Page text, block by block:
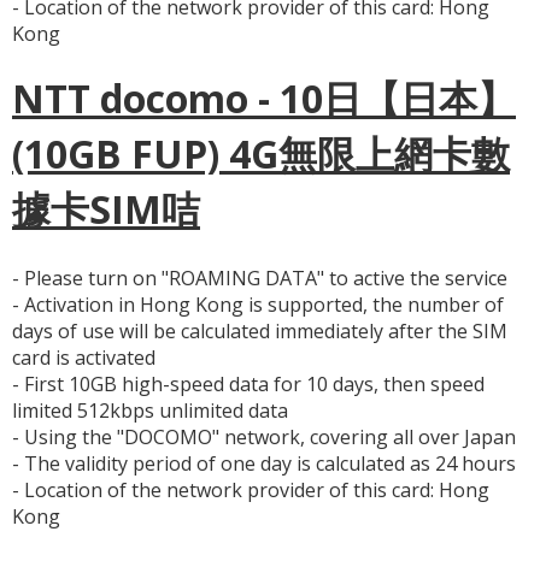
- Location of the network provider of this card: Hong
Kong
NTT docomo - 10日【日本】
(10GB FUP) 4G無限上網卡數
據卡SIM咭
- Please turn on "ROAMING DATA" to active the service
- Activation in Hong Kong is supported, the number of
days of use will be calculated immediately after the SIM
card is activated
- First 10GB high-speed data for 10 days, then speed
limited 512kbps unlimited data
- Using the "DOCOMO" network, covering all over Japan
- The validity period of one day is calculated as 24 hours
- Location of the network provider of this card: Hong
Kong